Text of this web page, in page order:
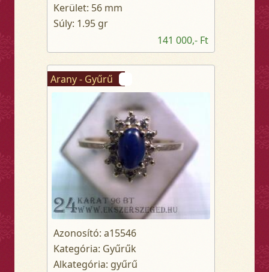
Kerület: 56 mm
Súly: 1.95 gr
141 000,- Ft
Arany - Gyűrű
Azonosító: a15546
Kategória: Gyűrűk
Alkategória: gyűrű